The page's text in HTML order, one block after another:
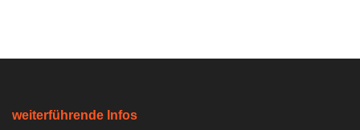
weiterführende Infos